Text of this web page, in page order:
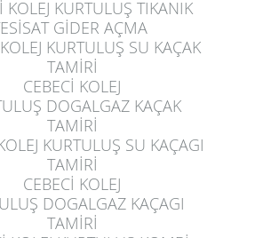
KOLEJ KURTULUŞ TIKANIK
GİDER AÇMA
KURTULUŞ SU KAÇAK
TAMİRİ
CEBECİ KOLEJ
DOGALGAZ KAÇAK
TAMİRİ
KURTULUŞ SU KAÇAGI
TAMİRİ
CEBECİ KOLEJ
DOGALGAZ KAÇAGI
TAMİRİ